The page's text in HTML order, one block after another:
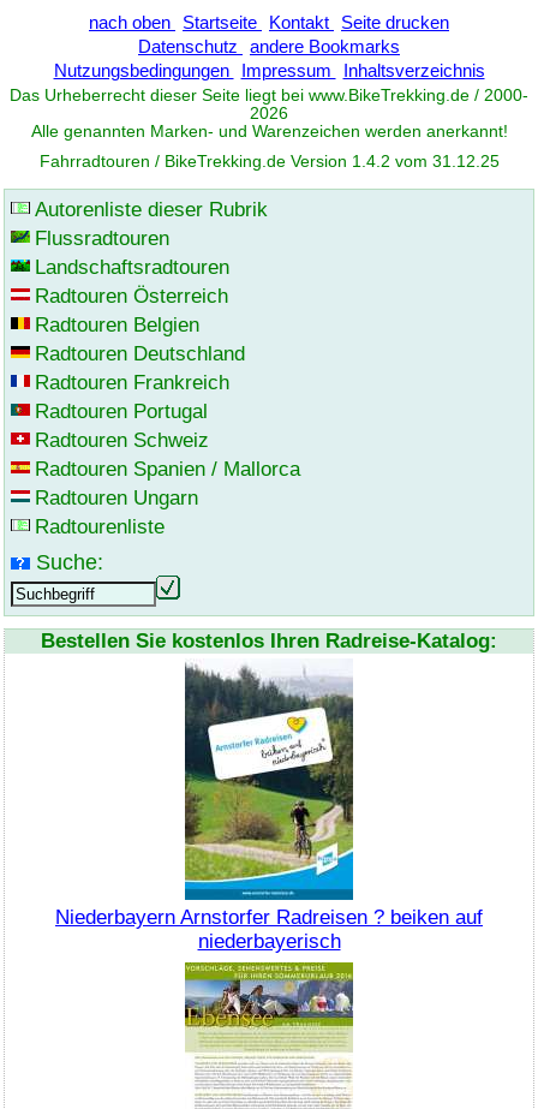
nach oben Startseite Kontakt
Seite drucken
Datenschutz
andere Bookmarks
Nutzungsbedingungen
Impressum Inhaltsverzeichnis
Das Urheberrecht dieser Seite liegt bei www. BikeTrekking.de / 2000-
2026
Alle genannten Marken- und Warenzeichen werden anerkannt!
Fahrradtouren / BikeTrekking.de Version 1.4.2 vom 31.12.25
Autorenliste dieser Rubrik
Flussradtouren
Landschaftsradtouren
Radtouren Österreich
Radtouren Belgien
Radtouren Deutschland
Radtouren Frankreich
Radtouren Portugal
Radtouren Schweiz
Radtouren Spanien / Mallorca
Radtouren Ungarn
Radtourenliste
Suche:
Bestellen Sie kostenlos Ihren Radreise-Katalog:
Niederbayern Arnstorfer Radreisen ? beiken auf
niederbayerisch